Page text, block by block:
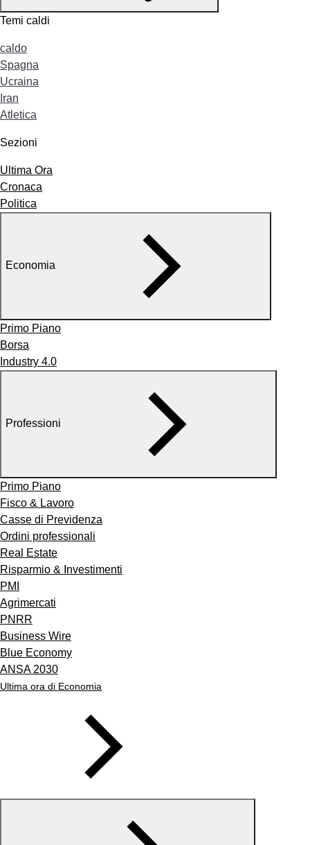
Temi caldi
caldo
Spagna
Ucraina
Iran
Atletica
Sezioni
Ultima Ora
Cronaca
Politica
Economia
Primo Piano
Borsa
Industry 4.0
Professioni
Primo Piano
Fisco & Lavoro
Casse di Previdenza
Ordini professionali
Real Estate
Risparmio & Investimenti
PMI
Agrimercati
PNRR
Business Wire
Blue Economy
ANSA 2030
Ultima ora di Economia